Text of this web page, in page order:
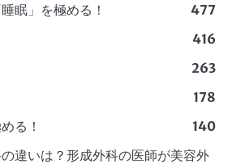
眠」を極める！
477
416
263
178
る！
140
違いは？形成外科の医師が美容外